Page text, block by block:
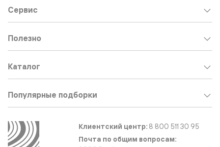
Сервис
Полезно
Каталог
Популярные подборки
Клиентский центр: 8 800 511 30 95
Почта по общим вопросам: